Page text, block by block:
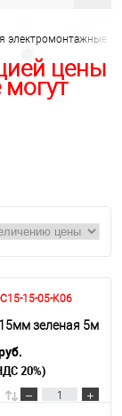
электромонтажные и
цены
могут
15-05-K06
зеленая 5м
20%)